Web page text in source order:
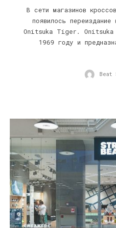
В сети магазинов
появилось переиздание
Onitsuka Tiger.
1969 году и
Beat